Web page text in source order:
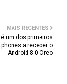
MAIS RECENTES
é um dos primeiros
a receber o
Android 8.0 Oreo